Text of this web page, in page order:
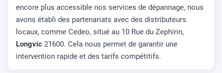
encore plus accessible nos services de dépannage, nous
avons établi des partenariats avec des distributeurs
locaux, comme Cedeo, situé au 10 Rue du Zephirin,
Longvic 21600. Cela nous permet de garantir une
intervention rapide et des tarifs compétitifs.